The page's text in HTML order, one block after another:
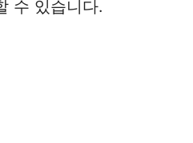
수 있습니다.